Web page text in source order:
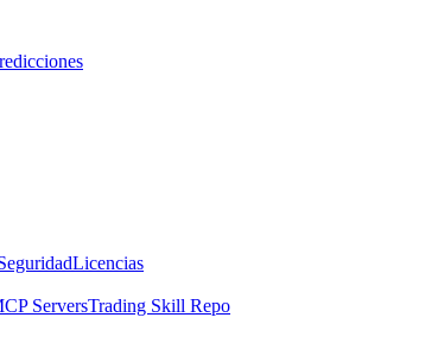
Licencias
ServersTrading Skill Repo